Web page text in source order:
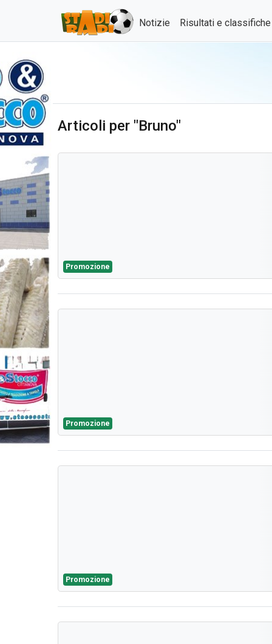
Notizie Risultati e classifiche
Articoli per "Bruno"
Promozione
Promozione
Promozione